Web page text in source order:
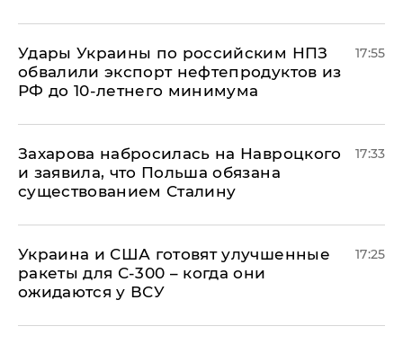
Удары Украины по российским НПЗ
обвалили экспорт нефтепродуктов из
РФ до 10-летнего минимума
17:55
​Захарова набросилась на Навроцкого
и заявила, что Польша обязана
существованием Сталину
17:33
Украина и США готовят улучшенные
ракеты для С-300 – когда они
ожидаются у ВСУ
17:25